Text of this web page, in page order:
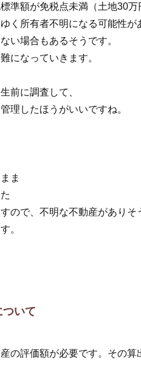
準額が免税点未満（土地30
く所有者不明になる可能性が
い場合もあるそうです。
になっていきます。
前に調査して、
理したほうがいいですね。
ま
ので、不明な不動産があり
。
いて
の評価額が必要です。その算